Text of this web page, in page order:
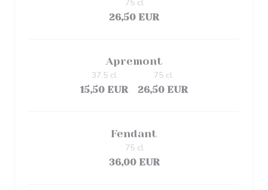
26,50 EUR
75 cl
Apremont
15,50 EUR
37.5 cl
26,50 EUR
75 cl
Fendant
36,00 EUR
75 cl